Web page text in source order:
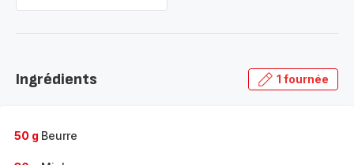
Ingrédients 1 fournée
50 g Beurre